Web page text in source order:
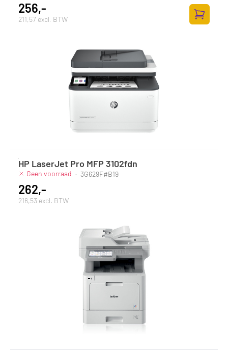
256,-
211,57 excl. BTW
HP LaserJet Pro MFP 3102fdn
Geen voorraad · 3G629F#B19
262,-
216,53 excl. BTW